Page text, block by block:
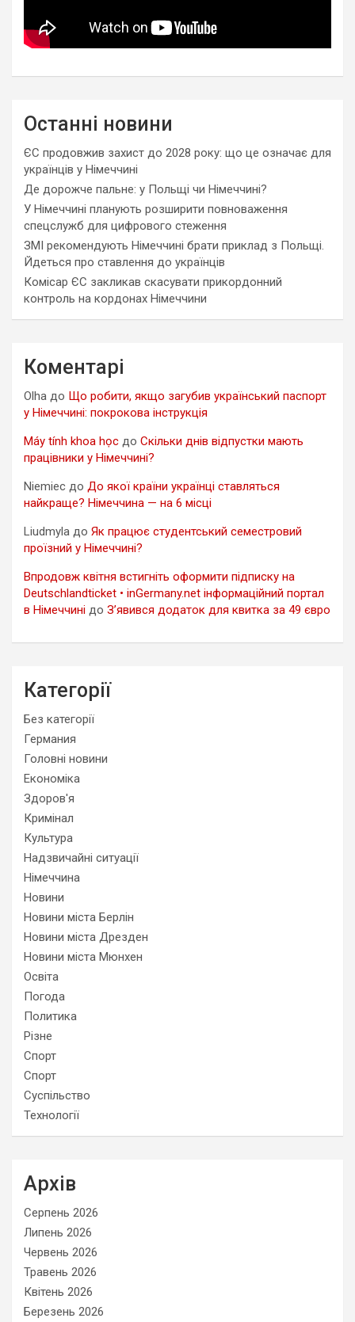
Останні новини
ЄС продовжив захист до 2028 року: що це означає для
українців у Німеччині
Де дорожче пальне: у Польщі чи Німеччині?
У Німеччині планують розширити повноваження
спецслужб для цифрового стеження
ЗМІ рекомендують Німеччині брати приклад з Польщі.
Йдеться про ставлення до українців
Комісар ЄС закликав скасувати прикордонний
контроль на кордонах Німеччини
Коментарі
Olha до Що робити, якщо загубив український паспорт
у Німеччині: покрокова інструкція
Máy tính khoa học до Скільки днів відпустки мають
працівники у Німеччині?
Niemiec до До якої країни українці ставляться
найкраще? Німеччина — на 6 місці
Liudmyla до Як працює студентський семестровий
проїзний у Німеччині?
Впродовж квітня встигніть оформити підписку на
Deutschlandticket • inGermany.net інформаційний портал
в Німеччині до З’явився додаток для квитка за 49 євро
Категорії
Без категорії
Германия
Головні новини
Економіка
Здоров'я
Кримінал
Культура
Надзвичайні ситуації
Німеччина
Новини
Новини міста Берлін
Новини міста Дрезден
Новини міста Мюнхен
Освіта
Погода
Политика
Різне
Спорт
Спорт
Суспільство
Технології
Архів
Серпень 2026
Липень 2026
Червень 2026
Травень 2026
Квітень 2026
Березень 2026